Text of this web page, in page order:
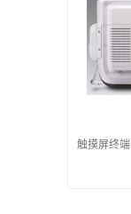
触摸屏终端